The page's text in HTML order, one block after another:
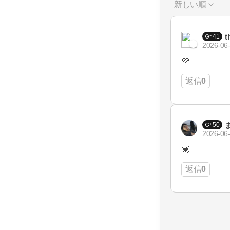
新しい順
41
2026-
💜
返信0
50
2026-
💓
返信0